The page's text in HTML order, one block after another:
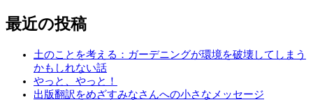
最近の投稿
土のことを考える：ガーデニングが環境を破壊してしまう
かもしれない話
やっと、やっと！
出版翻訳をめざすみなさんへの小さなメッセージ